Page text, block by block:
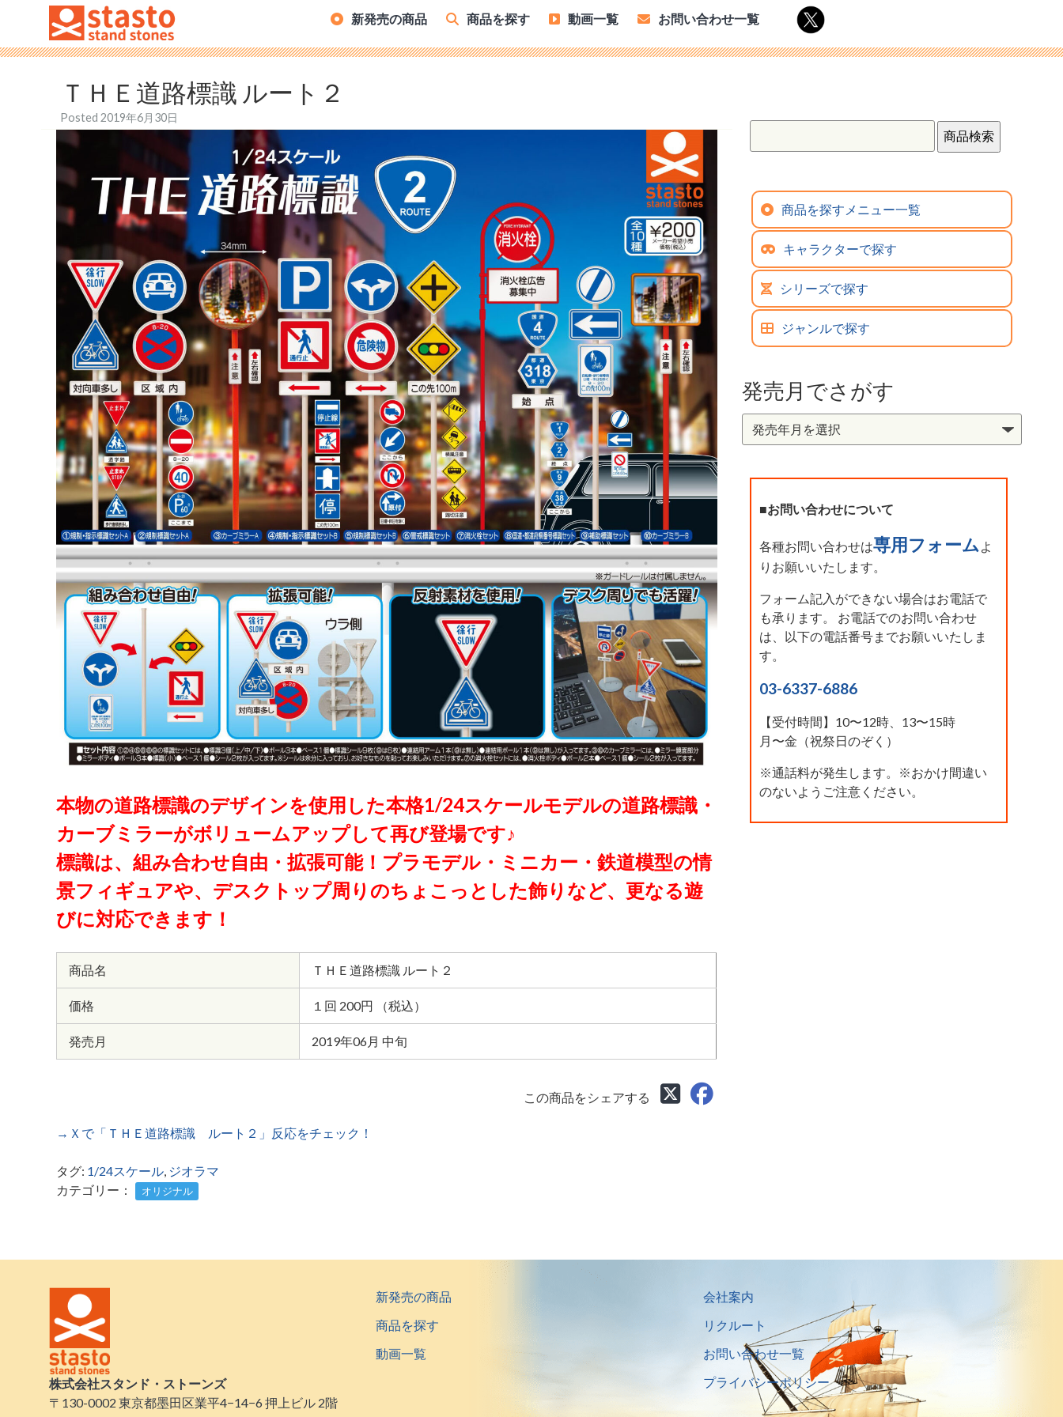
新発売の商品 商品を探す 動画一覧 お問い合わせ一覧
ＴＨＥ道路標識 ルート２
Posted 2019年6月30日
本物の道路標識のデザインを使用した本格1/24スケールモデルの道路標識・
カーブミラーがボリュームアップして再び登場です♪
標識は、組み合わせ自由・拡張可能！プラモデル・ミニカー・鉄道模型の情
景フィギュアや、デスクトップ周りのちょこっとした飾りなど、更なる遊
びに対応できます！
商品名 ＴＨＥ道路標識 ルート２
価格 １回 200円 （税込）
発売月 2019年06月 中旬
この商品をシェアする
→Ｘで「ＴＨＥ道路標識 ルート２」反応をチェック！
タグ: 1/24スケール, ジオラマ
カテゴリー：
オリジナル
商品を探すメニュー一覧
キャラクターで探す
シリーズで探す
ジャンルで探す
発売月でさがす
■お問い合わせについて
各種お問い合わせは専用フォーム よ
りお願いいたします。
フォーム記入ができない場合はお電話で
も承ります。 お電話でのお問い合わせ
は、以下の電話番号までお願いいたしま
す。
03-6337-6886
【受付時間】10〜12時、13〜15時
月〜金（祝祭日のぞく）
※通話料が発生します。※おかけ間違い
のないようご注意ください。
株式会社スタンド・ストーンズ
〒130-0002 東京都墨田区業平4−14−6 押上ビル 2階
新発売の商品
商品を探す
動画一覧
会社案内
リクルート
お問い合わせ一覧
プライバシーポリシー